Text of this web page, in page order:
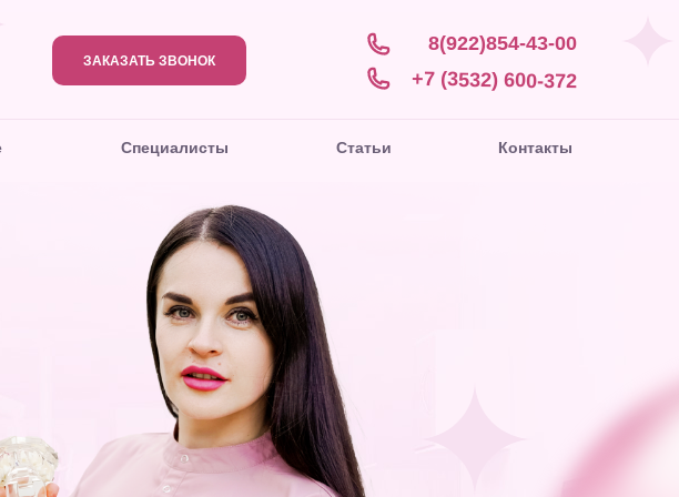
ЗАКАЗАТЬ ЗВОНОК
+7 (3532) 600-372
Специалисты Статьи Контакты
8(922)854-43-00
+7 (3532) 600-372
Специалисты Статьи +7 (3532) 600-372
Статьи